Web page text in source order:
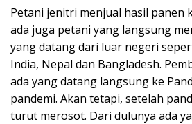
Petani jenitri menjual hasil panen
ada juga petani yang langsung
yang datang dari luar negeri
India, Nepal dan Bangladesh.
ada yang datang langsung ke
pandemi. Akan tetapi, setelah
turut merosot. Dari dulunya ada